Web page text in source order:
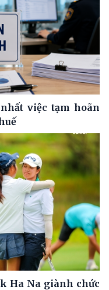
việc tạm hoãn
Ha Na giành chức